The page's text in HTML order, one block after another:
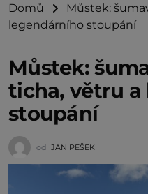
Domů
Můstek:
legendárního stoupání
Můstek:
ticha, větru
stoupání
od JAN PEŠEK